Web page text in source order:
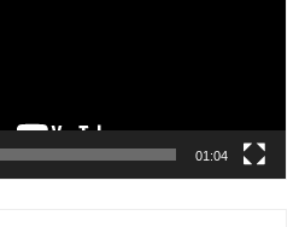
01:04